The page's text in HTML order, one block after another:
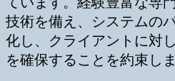
技術を備え、システムの
化し、クライアントに対
を確保することを約束し